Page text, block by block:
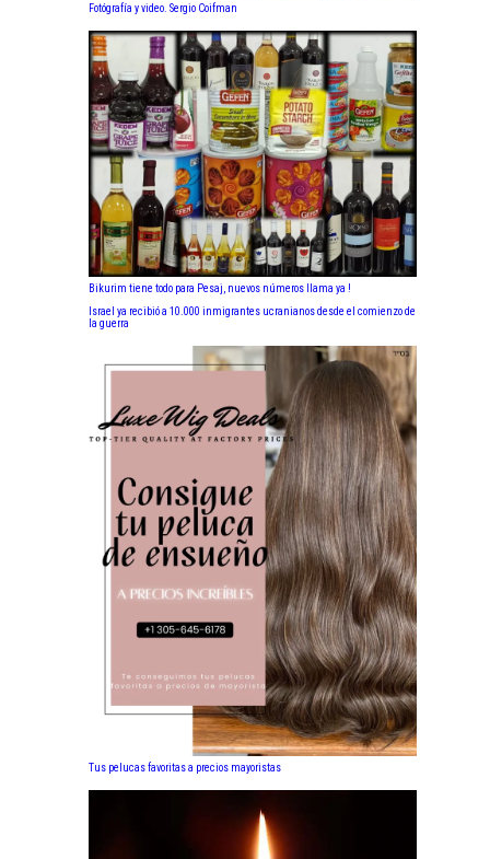
Fotógrafía y video. Sergio Coifman
Bikurim tiene todo para Pesaj, nuevos números llama ya !
Israel ya recibió a 10.000 inmigrantes ucranianos desde el comienzo de
la guerra
Tus pelucas favoritas a precios mayoristas